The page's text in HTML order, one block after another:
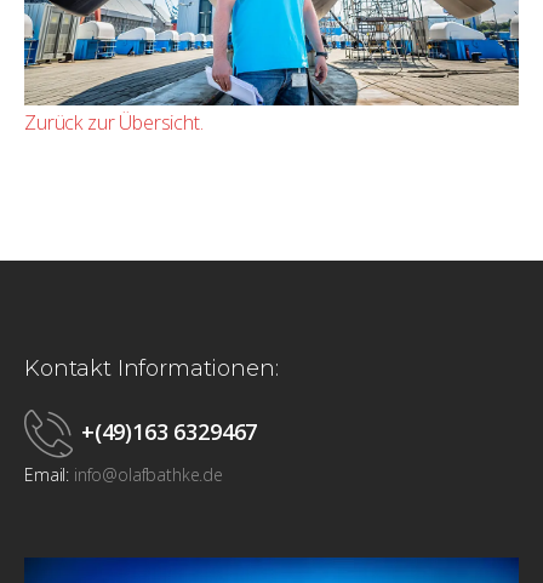
Zurück zur Übersicht.
Kontakt Informationen:
+(49)163 6329467
Email: info@olafbathke.de